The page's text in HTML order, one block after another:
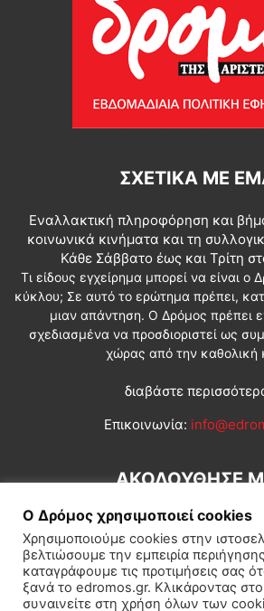
ΣΧΕΤΙΚΆ ΜΕ
Εναλλακτική πληροφόρηση και
κοινωνικά κινήματα και τη
Κάθε Σάββατο έως και Τρίτη
Τι είδους εγχείρημα μπορεί να είναι ο
κύκλου; Σε αυτό το ερώτημα πρέπει,
μιαν απάντηση. Ο Δρόμος πρέπει
σχεδιασμένα να προσδιοριστεί ως
χώρας από την καθολική
διαβάστε
Επικοινωνία:
ΑΚΟΛΟΥΘΗΣΕ
Ο Δρόμος χρησιμοποιεί cookies
Χρησιμοποιούμε cookies στην
βελτιώσουμε την εμπειρία
καταγράφουμε τις προτιμήσεις σας
ξανά το edromos.gr. Κλικάροντας
συναινείτε στη χρήση όλων των